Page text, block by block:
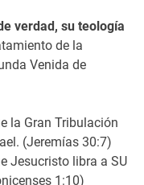
verdad, su teología
de la
Venida de
la Gran Tribulación
(Jeremías 30:7)
Jesucristo libra a SU
1:10)